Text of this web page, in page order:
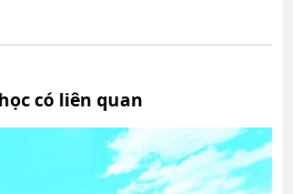
có liên quan